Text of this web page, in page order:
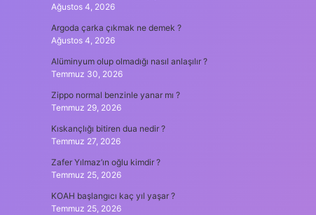
Ağustos 4, 2026
Argoda çarka çıkmak ne demek ?
Ağustos 4, 2026
Alüminyum olup olmadığı nasıl anlaşılır ?
Temmuz 30, 2026
Zippo normal benzinle yanar mı ?
Temmuz 29, 2026
Kıskançlığı bitiren dua nedir ?
Temmuz 27, 2026
Zafer Yılmaz’ın oğlu kimdir ?
Temmuz 25, 2026
KOAH başlangıcı kaç yıl yaşar ?
Temmuz 25, 2026